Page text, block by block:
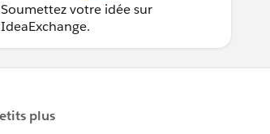
Soumettez votre idée sur
IdeaExchange.